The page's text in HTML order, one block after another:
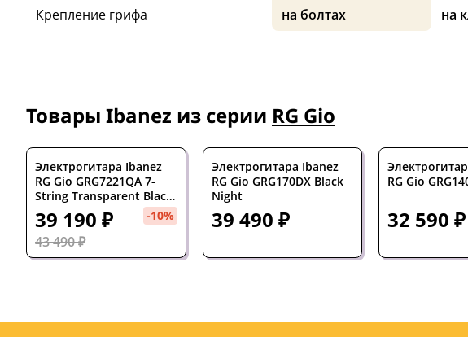
Крепление грифа
на болтах на
Товары Ibanez из серии RG Gio
Электрогитара Ibanez
RG Gio GRG7221QA 7-
String Transparent Black
Sunburst
39 190 ₽ -10%
43 490 ₽
Электрогитара Ibanez
RG Gio GRG170DX Black
Night
39 490 ₽
RG Gio
32 590 ₽